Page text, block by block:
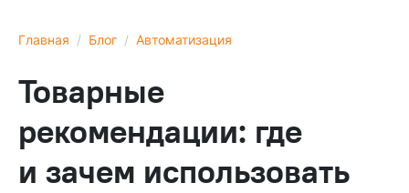
Главная Блог Автоматизация
Товарные
рекомендации: где
и зачем использовать